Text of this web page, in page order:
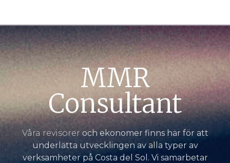
MMR
Consultant
Våra revisoreroch ekonomer finns här för att
underlätta utvecklingen av alla typer av
verksamheter på Costa del Sol. Vi samarbetar